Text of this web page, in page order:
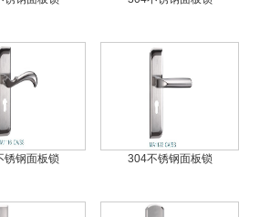
锈钢面板锁 304不锈钢面板锁